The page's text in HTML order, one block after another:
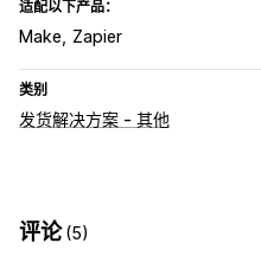
适配以下产品：
Make Zapier
类别
发货解决方案 - 其他
评论(5)